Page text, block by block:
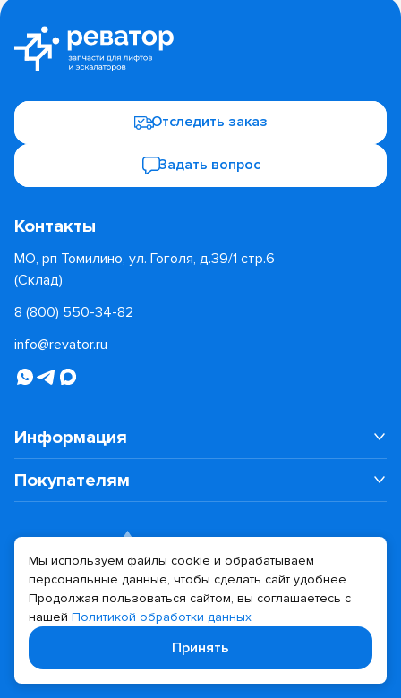
Отследить заказ
Задать вопрос
Контакты
МО, рп Томилино, ул. Гоголя, д.39/1 стр.6
(Склад)
8 (800) 550-34-82
info@revator.ru
Информация
Покупателям
Политика конфиденциальности
Дизайн сайта Разработка сайта
Мы используем файлы cookie и обрабатываем
персональные данные, чтобы сделать сайт удобнее.
Продолжая пользоваться сайтом, вы соглашаетесь с
нашей Политикой обработки данных
Принять